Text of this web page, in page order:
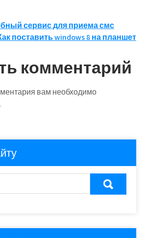
сервис для приема смс
поставить windows 8 на планшет
комментарий
вам необходимо
.